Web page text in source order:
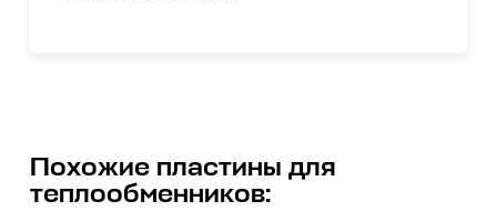
Похожие пластины для
теплообменников: